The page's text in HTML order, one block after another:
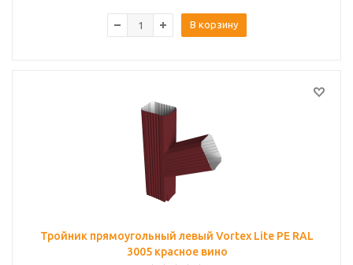
В корзину
Тройник прямоугольный левый Vortex Lite PE RAL
3005 красное вино